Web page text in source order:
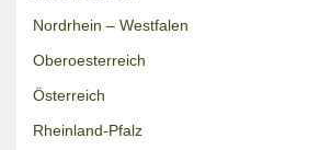
Nordrhein – Westfalen
Oberoesterreich
Österreich
Rheinland-Pfalz